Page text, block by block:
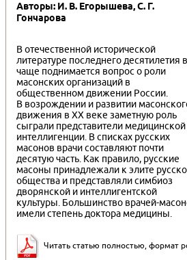
Авторы: И. В. Егорышева, С. Г.
Гончарова
В отечественной исторической
литературе последнего десятилетия
чаще поднимается вопрос о роли
масонских организаций в
общественном движении России.
В возрождении и развитии
движения в XX веке заметную роль
сыграли представители медицинской
интеллигенции. В списках русских
масонов врачи составляют почти
десятую часть. Как правило, русские
масоны принадлежали к элите
общества и представляли симбиоз
дворянской и интеллигентской
культуры. Большинство врачей-
имели степень доктора медицины.
Читать статью полностью, формат